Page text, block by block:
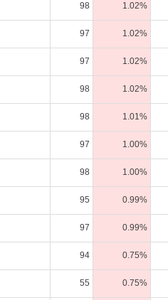
98 1.02%
97 1.02%
97 1.02%
98 1.02%
98 1.01%
97 1.00%
98 1.00%
95 0.99%
97 0.99%
94 0.75%
55 0.75%